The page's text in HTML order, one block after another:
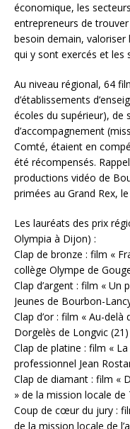
économique, les
entrepreneurs de
besoin demain,
qui y sont exercés et les
Au niveau régional, 64
d’établissements
écoles du supérieur), de
d’accompagnement
Comté, étaient en
été récompensés.
productions vidéo de
primées au Grand Rex,
Les lauréats des prix
Olympia à Dijon) :
Clap de bronze : film «
collège Olympe de
Clap d’argent : film « Un
Jeunes de Bourbon-
Clap d’or : film « Au-
Dorgelès de Longvic (21)
Clap de platine : film «
professionnel Jean
Clap de diamant : film «
» de la mission locale
Coup de cœur du jury :
de la mission locale de